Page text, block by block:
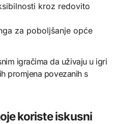
kroz redovito
za poboljšanje opće
igračima da uživaju u igri
promjena povezanih s
koriste iskusni